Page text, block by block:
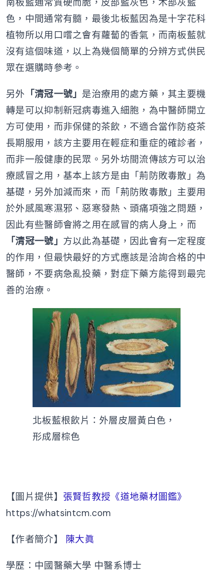
色，中間通常有髓，最後北板藍因為是十字花科
植物所以用口嚐之會有蘿蔔的香氣，而南板藍就
沒有這個味道，以上為幾個簡單的分辨方式供民
眾在選購時參考。
另外 「清冠一號」 是治療用的處方藥，其主要機
轉是可以抑制新冠病毒進入細胞，為中醫師開立
方可使用，而非保健的茶飲，不適合當作防疫茶
長期服用，該方主要用在輕症和重症的確診者，
而非一般健康的民眾。另外坊間流傳該方可以治
療感冒之用，基本上該方是由「荊防敗毒散」為
基礎，另外加減而來，而「荊防敗毒散」主要用
於外感風寒濕邪、惡寒發熱、頭痛項強之問題，
因此有些醫師會將之用在感冒的病人身上，而
「清冠一號」 方以此為基礎，因此會有一定程度
的作用，但最快最好的方式應該是洽詢合格的中
醫師，不要病急亂投藥，對症下藥方能得到最完
善的治療。
北板藍根飲片：外層皮層黃白色，
形成層棕色
【圖片提供】 張賢哲教授《道地藥材圖鑑》
https://whatsintcm.com
【作者簡介】 陳大眞
學歷：中國醫藥大學 中醫系博士